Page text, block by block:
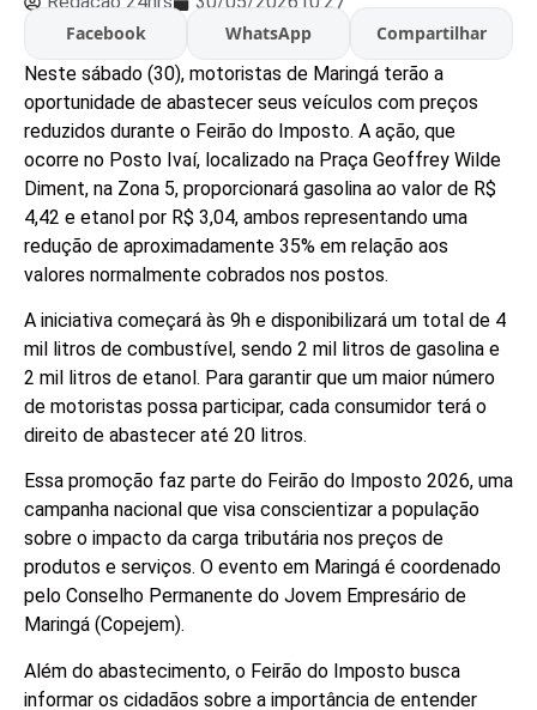
Facebook
WhatsApp
Compartilhar
Neste sábado (30), motoristas de Maringá terão a
oportunidade de abastecer seus veículos com preços
reduzidos durante o Feirão do Imposto. A ação, que
ocorre no Posto Ivaí, localizado na Praça Geoffrey Wilde
Diment, na Zona 5, proporcionará gasolina ao valor de R$
4,42 e etanol por R$ 3,04, ambos representando uma
redução de aproximadamente 35% em relação aos
valores normalmente cobrados nos postos.
A iniciativa começará às 9h e disponibilizará um total de 4
mil litros de combustível, sendo 2 mil litros de gasolina e
2 mil litros de etanol. Para garantir que um maior número
de motoristas possa participar, cada consumidor terá o
direito de abastecer até 20 litros.
Essa promoção faz parte do Feirão do Imposto 2026, uma
campanha nacional que visa conscientizar a população
sobre o impacto da carga tributária nos preços de
produtos e serviços. O evento em Maringá é coordenado
pelo Conselho Permanente do Jovem Empresário de
Maringá (Copejem).
Além do abastecimento, o Feirão do Imposto busca
informar os cidadãos sobre a importância de entender